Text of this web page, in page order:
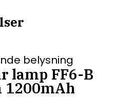
belysning
lamp FF6-B
1200mAh